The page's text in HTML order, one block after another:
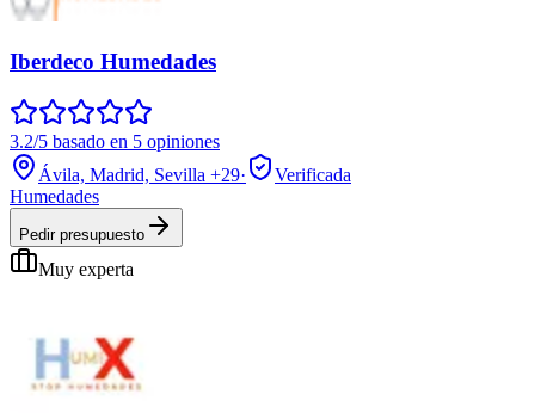
Iberdeco Humedades
3.2/5 basado en 5 opiniones
Ávila, Madrid, Sevilla +29·
Verificada
Humedades
Pedir presupuesto
Muy experta